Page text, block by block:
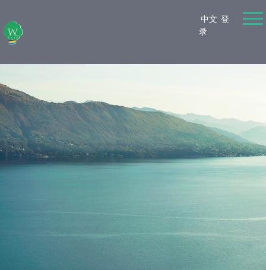
中文 登
录